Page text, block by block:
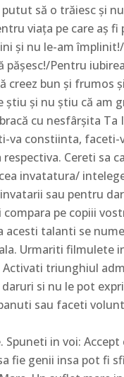
să o trăiesc şi
viaţa pe care aş
şi nu le-am
Pentru
bun şi frumos
şi nu ştiu că am
cu nesfârşita Ta
va constiinta,
Cereti sa
invatatura/
sau pentru
pe copiii
talanti se
Urmariti filmulete
triunghiul
si nu le pot
sau faceti
in voi:
fie genii insa pot fi